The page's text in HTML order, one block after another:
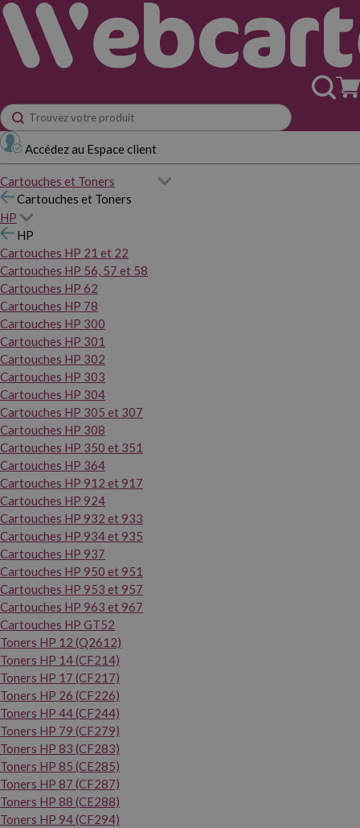
Accédez au Espace client
Cartouches et Toners
Cartouches et Toners
HP
HP
Cartouches HP 21 et 22
Cartouches HP 56, 57 et 58
Cartouches HP 62
Cartouches HP 78
Cartouches HP 300
Cartouches HP 301
Cartouches HP 302
Cartouches HP 303
Cartouches HP 304
Cartouches HP 305 et 307
Cartouches HP 308
Cartouches HP 350 et 351
Cartouches HP 364
Cartouches HP 912 et 917
Cartouches HP 924
Cartouches HP 932 et 933
Cartouches HP 934 et 935
Cartouches HP 937
Cartouches HP 950 et 951
Cartouches HP 953 et 957
Cartouches HP 963 et 967
Cartouches HP GT52
Toners HP 12 (Q2612)
Toners HP 14 (CF214)
Toners HP 17 (CF217)
Toners HP 26 (CF226)
Toners HP 44 (CF244)
Toners HP 79 (CF279)
Toners HP 83 (CF283)
Toners HP 85 (CE285)
Toners HP 87 (CF287)
Toners HP 88 (CE288)
Toners HP 94 (CF294)